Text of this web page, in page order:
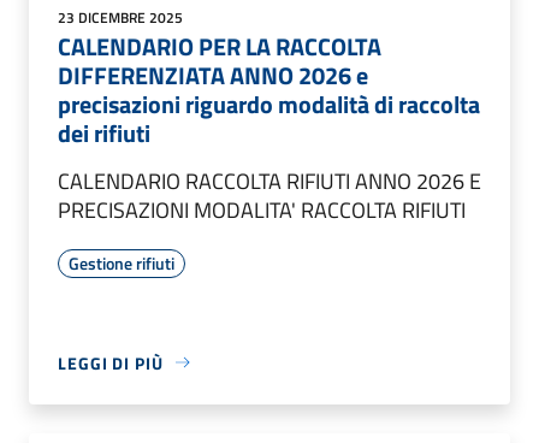
23 DICEMBRE 2025
CALENDARIO PER LA RACCOLTA
DIFFERENZIATA ANNO 2026 e
precisazioni riguardo modalità di raccolta
dei rifiuti
CALENDARIO RACCOLTA RIFIUTI ANNO 2026 E
PRECISAZIONI MODALITA' RACCOLTA RIFIUTI
Gestione rifiuti
LEGGI DI PIÙ